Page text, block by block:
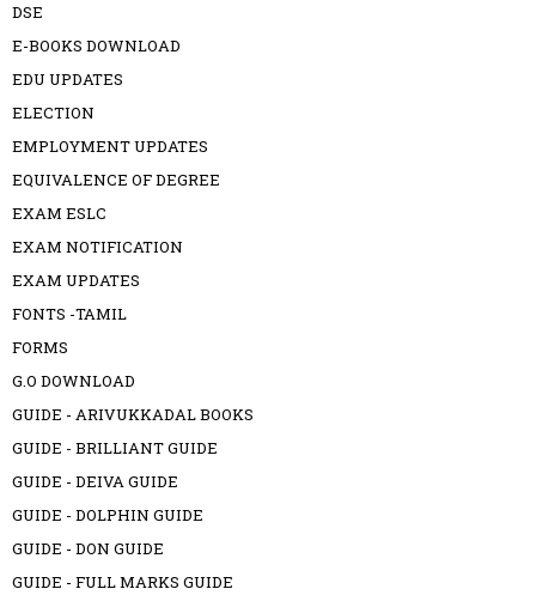
DSE
E-BOOKS DOWNLOAD
EDU UPDATES
ELECTION
EMPLOYMENT UPDATES
EQUIVALENCE OF DEGREE
EXAM ESLC
EXAM NOTIFICATION
EXAM UPDATES
FONTS -TAMIL
FORMS
G.O DOWNLOAD
GUIDE - ARIVUKKADAL BOOKS
GUIDE - BRILLIANT GUIDE
GUIDE - DEIVA GUIDE
GUIDE - DOLPHIN GUIDE
GUIDE - DON GUIDE
GUIDE - FULL MARKS GUIDE